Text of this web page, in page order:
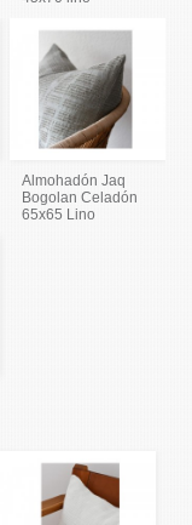
Almohadón Jaq
Bogolan Celadón
65x65 Lino